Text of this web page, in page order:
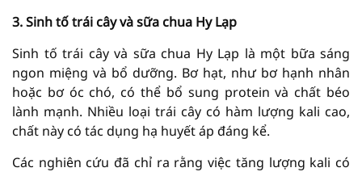
3. Sinh tố trái cây và sữa chua Hy Lạp
Sinh tố trái cây và sữa chua Hy Lạp là một bữa sáng
ngon miệng và bổ dưỡng. Bơ hạt, như bơ hạnh nhân
hoặc bơ óc chó, có thể bổ sung protein và chất béo
lành mạnh. Nhiều loại trái cây có hàm lượng kali cao,
chất này có tác dụng hạ huyết áp đáng kể.
Các nghiên cứu đã chỉ ra rằng việc tăng lượng kali có